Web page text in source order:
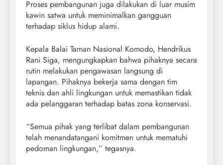
Proses pembangunan juga dilakukan di luar musim
kawin satwa untuk meminimalkan gangguan
terhadap siklus hidup alami.
Kepala Balai Taman Nasional Komodo, Hendrikus
Rani Siga, mengungkapkan bahwa pihaknya secara
rutin melakukan pengawasan langsung di
lapangan. Pihaknya bekerja sama dengan tim
teknis dan ahli lingkungan untuk memastikan tidak
ada pelanggaran terhadap batas zona konservasi.
“Semua pihak yang terlibat dalam pembangunan
telah menandatangani komitmen untuk mematuhi
pedoman lingkungan,” tegasnya.